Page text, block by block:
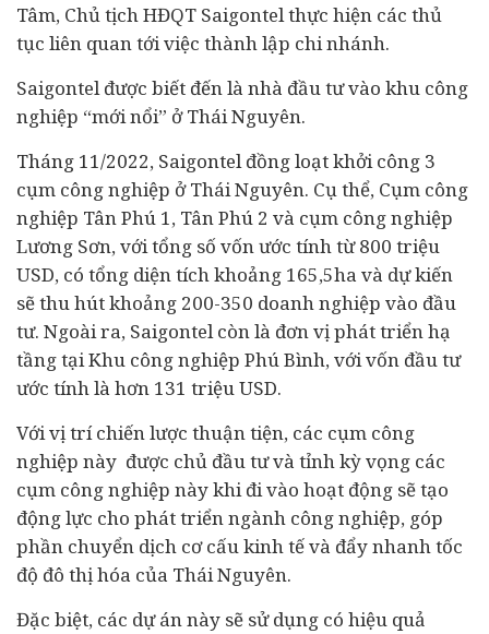
Tâm, Chủ tịch HĐQT Saigontel thực hiện các thủ
tục liên quan tới việc thành lập chi nhánh.
Saigontel được biết đến là nhà đầu tư vào khu công
nghiệp “mới nổi” ở Thái Nguyên.
Tháng 11/2022, Saigontel đồng loạt khởi công 3
cụm công nghiệp ở Thái Nguyên. Cụ thể, Cụm công
nghiệp Tân Phú 1, Tân Phú 2 và cụm công nghiệp
Lương Sơn, với tổng số vốn ước tính từ 800 triệu
USD, có tổng diện tích khoảng 165,5ha và dự kiến
sẽ thu hút khoảng 200-350 doanh nghiệp vào đầu
tư. Ngoài ra, Saigontel còn là đơn vị phát triển hạ
tầng tại Khu công nghiệp Phú Bình, với vốn đầu tư
ước tính là hơn 131 triệu USD.
Với vị trí chiến lược thuận tiện, các cụm công
nghiệp này được chủ đầu tư và tỉnh kỳ vọng các
cụm công nghiệp này khi đi vào hoạt động sẽ tạo
động lực cho phát triển ngành công nghiệp, góp
phần chuyển dịch cơ cấukinh tếvà đẩy nhanh tốc
độ đô thị hóa của Thái Nguyên.
Đặc biệt, các dự ánnày sẽ sử dụng có hiệu quả